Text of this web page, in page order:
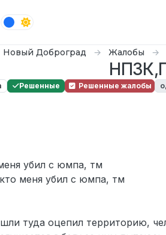
Новый Доброград Жалобы
Решенные Решенные жалобы
убил с юмпа, тм
меня убил с юмпа, тм
туда оцепил территорию,